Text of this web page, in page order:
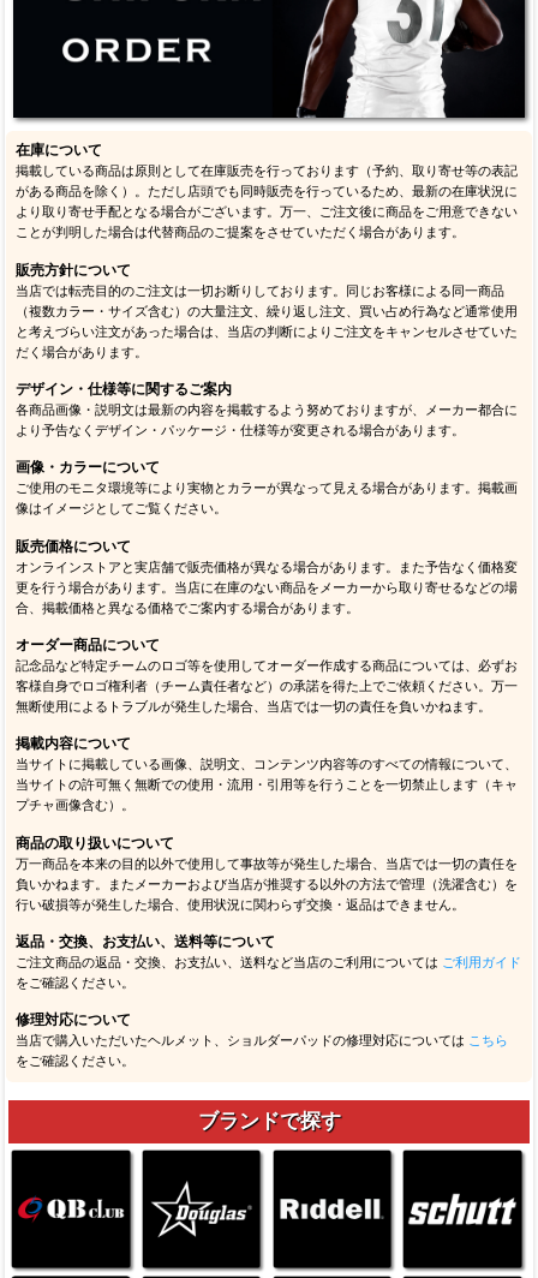
在庫について
掲載している商品は原則として在庫販売を行っております（予約、取り寄せ等の表記
がある商品を除く）。ただし店頭でも同時販売を行っているため、最新の在庫状況に
より取り寄せ手配となる場合がございます。万一、ご注文後に商品をご用意できない
ことが判明した場合は代替商品のご提案をさせていただく場合があります。
販売方針について
当店では転売目的のご注文は一切お断りしております。同じお客様による同一商品
（複数カラー・サイズ含む）の大量注文、繰り返し注文、買い占め行為など通常使用
と考えづらい注文があった場合は、当店の判断によりご注文をキャンセルさせていた
だく場合があります。
デザイン・仕様等に関するご案内
各商品画像・説明文は最新の内容を掲載するよう努めておりますが、メーカー都合に
より予告なくデザイン・パッケージ・仕様等が変更される場合があります。
画像・カラーについて
ご使用のモニタ環境等により実物とカラーが異なって見える場合があります。掲載画
像はイメージとしてご覧ください。
販売価格について
オンラインストアと実店舗で販売価格が異なる場合があります。また予告なく価格変
更を行う場合があります。当店に在庫のない商品をメーカーから取り寄せるなどの場
合、掲載価格と異なる価格でご案内する場合があります。
オーダー商品について
記念品など特定チームのロゴ等を使用してオーダー作成する商品については、必ずお
客様自身でロゴ権利者（チーム責任者など）の承諾を得た上でご依頼ください。万一
無断使用によるトラブルが発生した場合、当店では一切の責任を負いかねます。
掲載内容について
当サイトに掲載している画像、説明文、コンテンツ内容等のすべての情報について、
当サイトの許可無く無断での使用・流用・引用等を行うことを一切禁止します（キャ
プチャ画像含む）。
商品の取り扱いについて
万一商品を本来の目的以外で使用して事故等が発生した場合、当店では一切の責任を
負いかねます。またメーカーおよび当店が推奨する以外の方法で管理（洗濯含む）を
行い破損等が発生した場合、使用状況に関わらず交換・返品はできません。
返品・交換、お支払い、送料等について
ご注文商品の返品・交換、お支払い、送料など当店のご利用については ご利用ガイド
をご確認ください。
修理対応について
当店で購入いただいたヘルメット、ショルダーパッドの修理対応については こちら
をご確認ください。
ブランドで探す